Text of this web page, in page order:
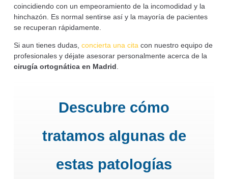
coincidiendo con un empeoramiento de la incomodidad y la
hinchazón. Es normal sentirse así y la mayoría de pacientes
se recuperan rápidamente.
Si aun tienes dudas,concierta una cita con nuestro equipo de
profesionales y déjate asesorar personalmente acerca de la
cirugía ortognática en Madrid
Descubre cómo
tratamos algunas de
estas patologías